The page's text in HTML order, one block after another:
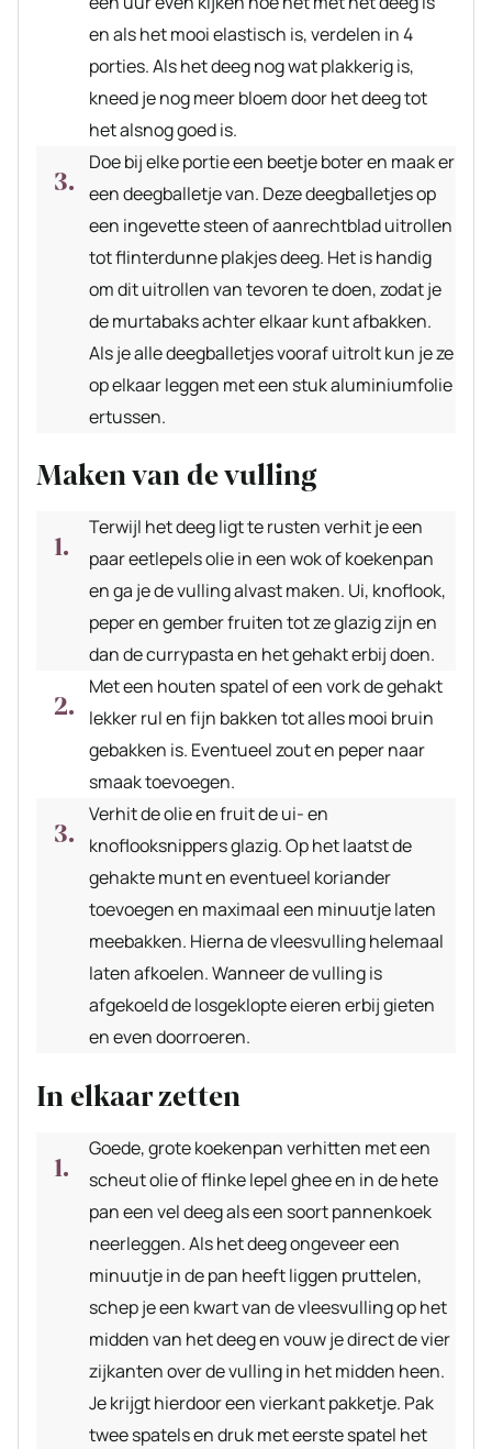
en als het mooi elastisch is, verdelen in 4
porties. Als het deeg nog wat plakkerig is,
kneed je nog meer bloem door het deeg tot
het alsnog goed is.
Doe bij elke portie een beetje boter en maak er
een deegballetje van. Deze deegballetjes op
een ingevette steen of aanrechtblad uitrollen
tot flinterdunne plakjes deeg. Het is handig
om dit uitrollen van tevoren te doen, zodat je
de murtabaks achter elkaar kunt afbakken.
Als je alle deegballetjes vooraf uitrolt kun je ze
op elkaar leggen met een stuk aluminiumfolie
ertussen.
Maken van de vulling
Terwijl het deeg ligt te rusten verhit je een
paar eetlepels olie in een wok of koekenpan
en ga je de vulling alvast maken. Ui, knoflook,
peper en gember fruiten tot ze glazig zijn en
dan de currypasta en het gehakt erbij doen.
Met een houten spatel of een vork de gehakt
lekker rul en fijn bakken tot alles mooi bruin
gebakken is. Eventueel zout en peper naar
smaak toevoegen.
Verhit de olie en fruit de ui- en
knoflooksnippers glazig. Op het laatst de
gehakte munt en eventueel koriander
toevoegen en maximaal een minuutje laten
meebakken. Hierna de vleesvulling helemaal
laten afkoelen. Wanneer de vulling is
afgekoeld de losgeklopte eieren erbij gieten
en even doorroeren.
In elkaar zetten
Goede, grote koekenpan verhitten met een
scheut olie of flinke lepel ghee en in de hete
pan een vel deeg als een soort pannenkoek
neerleggen. Als het deeg ongeveer een
minuutje in de pan heeft liggen pruttelen,
schep je een kwart van de vleesvulling op het
midden van het deeg en vouw je direct de vier
zijkanten over de vulling in het midden heen.
Je krijgt hierdoor een vierkant pakketje. Pak
twee spatels en druk met eerste spatel het